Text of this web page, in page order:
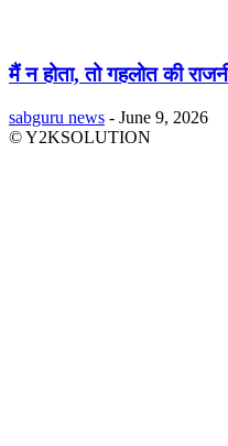
मैं न होता, तो गहलोत की
sabguru news - June 9, 2026
© Y2KSOLUTION